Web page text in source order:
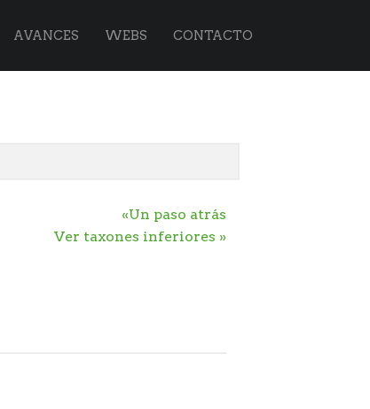
AVANCES WEBS CONTACTO
«Un paso atrás
Ver taxones inferiores »